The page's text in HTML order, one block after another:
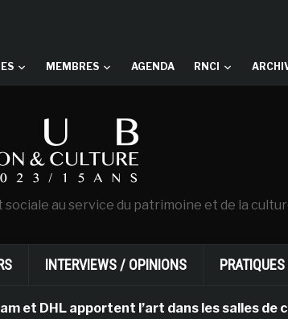
MEMBRES AGENDA RNCI
au service du patrimoine et de la
INTERVIEWS / OPINIONS PRATIQUES
apportent l’art dans les salles de classe